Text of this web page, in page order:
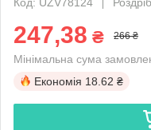
247,38 ₴ 266 ₴
Мінімальна сума
Економія 18.62 ₴